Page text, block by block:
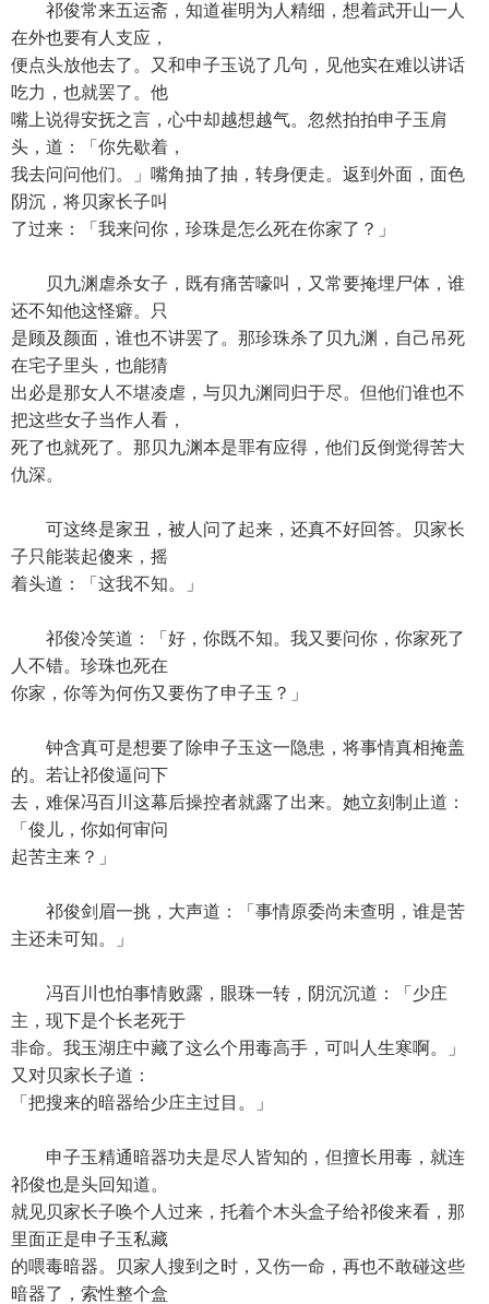
祁俊常来五运斋，知道崔明为人精细，想着武开山一人
在外也要有人支应，
便点头放他去了。又和申子玉说了几句，见他实在难以讲话
吃力，也就罢了。他
嘴上说得安抚之言，心中却越想越气。忽然拍拍申子玉肩
头，道：「你先歇着，
我去问问他们。」嘴角抽了抽，转身便走。返到外面，面色
阴沉，将贝家长子叫
了过来：「我来问你，珍珠是怎么死在你家了？」
贝九渊虐杀女子，既有痛苦嚎叫，又常要掩埋尸体，谁
还不知他这怪癖。只
是顾及颜面，谁也不讲罢了。那珍珠杀了贝九渊，自己吊死
在宅子里头，也能猜
出必是那女人不堪凌虐，与贝九渊同归于尽。但他们谁也不
把这些女子当作人看，
死了也就死了。那贝九渊本是罪有应得，他们反倒觉得苦大
仇深。
可这终是家丑，被人问了起来，还真不好回答。贝家长
子只能装起傻来，摇
着头道：「这我不知。」
祁俊冷笑道：「好，你既不知。我又要问你，你家死了
人不错。珍珠也死在
你家，你等为何伤又要伤了申子玉？」
钟含真可是想要了除申子玉这一隐患，将事情真相掩盖
的。若让祁俊逼问下
去，难保冯百川这幕后操控者就露了出来。她立刻制止道：
「俊儿，你如何审问
起苦主来？」
祁俊剑眉一挑，大声道：「事情原委尚未查明，谁是苦
主还未可知。」
冯百川也怕事情败露，眼珠一转，阴沉沉道：「少庄
主，现下是个长老死于
非命。我玉湖庄中藏了这么个用毒高手，可叫人生寒啊。」
又对贝家长子道：
「把搜来的暗器给少庄主过目。」
申子玉精通暗器功夫是尽人皆知的，但擅长用毒，就连
祁俊也是头回知道。
就见贝家长子唤个人过来，托着个木头盒子给祁俊来看，那
里面正是申子玉私藏
的喂毒暗器。贝家人搜到之时，又伤一命，再也不敢碰这些
暗器了，索性整个盒